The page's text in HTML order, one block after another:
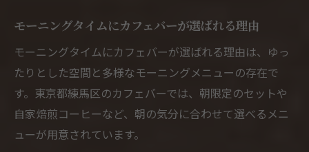
朝食セットが人気のカフェバー活用術
カフェバーで朝のコーヒータイムを充実さ
せる方法
カフェバーで快適に朝食を楽しむコツ
カフェバーで体験する新しい朝の食事スタ
イル
モーニングタイムにカフェバーが選ばれる理由
モーニングタイムにカフェバーが選ばれる理由は、ゆっ
たりとした空間と多様なモーニングメニューの存在で
す。東京都練馬区のカフェバーでは、朝限定のセットや
自家焙煎コーヒーなど、朝の気分に合わせて選べるメニ
ューが用意されています。